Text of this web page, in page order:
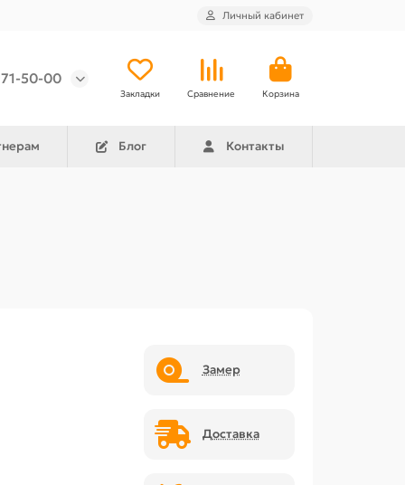
Личный кабинет
50-00
Закладки Сравнение Корзина
Блог Контакты
Замер
Доставка